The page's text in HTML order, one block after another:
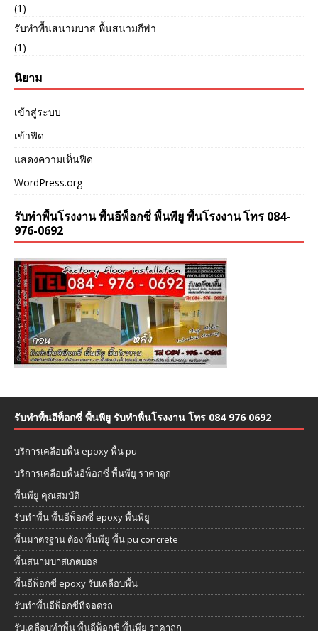
(1)
รับทำพื้นสนามบาส พื้นสนามกีฬา
(1)
นิยาม
เข้าสู่ระบบ
เข้าฟีด
แสดงความเห็นฟีด
WordPress.org
รับทำพื้นโรงงาน พื้นอีพ็อกซี่ พื้นพียู พื้นโรงงาน โทร 084-
976-0692
รับทำพื้นอีพ็อกซี่ พื้นพียู รับทำพื้นโรงงาน โทร 084 976 0692
บริการเคลือบพื้น epoxy พื้น pu
บริการเคลือบพื้นอีพ็อกซี่ พื้นพียู ราคาถูก
พื้นพียู คุณสมบัติ
รับทำพื้น พื้นอีพ็อกซี่ epoxy พื้นพียู
พื้นมาตรฐาน ต้อง พื้นพียู พื้น pu concrete
พื้นสนามบาสเกตบอล
พื้นอีพ็อกซี่ epoxy รับเคลือบพื้น
รับทำพื้นอีพ็อกซี่ที่จอดรถ
รับเคลือบทำพื้น พื้นอีพ็อกซี่ พื้นพียู ราคาถูก